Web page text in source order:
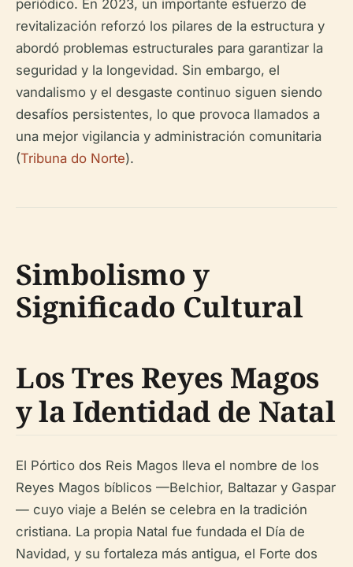
periódico. En 2023, un importante esfuerzo de
revitalización reforzó los pilares de la estructura y
abordó problemas estructurales para garantizar la
seguridad y la longevidad. Sin embargo, el
vandalismo y el desgaste continuo siguen siendo
desafíos persistentes, lo que provoca llamados a
una mejor vigilancia y administración comunitaria
(Tribuna do Norte).
Simbolismo y
Significado Cultural
Los Tres Reyes Magos
y la Identidad de Natal
El Pórtico dos Reis Magos lleva el nombre de los
Reyes Magos bíblicos —Belchior, Baltazar y Gaspar
— cuyo viaje a Belén se celebra en la tradición
cristiana. La propia Natal fue fundada el Día de
Navidad, y su fortaleza más antigua, el Forte dos